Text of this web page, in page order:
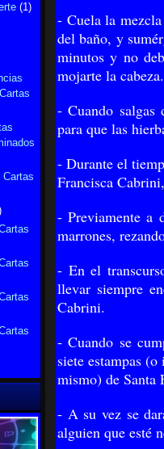
- Cuela la
del baño, y
minutos y no
mojarte la cabeza.
- Cuando salgas
para que las
- Durante el
Francisca
- Previamente a
marrones,
- En el
llevar siempre
Cabrini.
- Cuando se
siete estampas
mismo) de Santa
- A su vez se
alguien que esté
(1)
Cartas